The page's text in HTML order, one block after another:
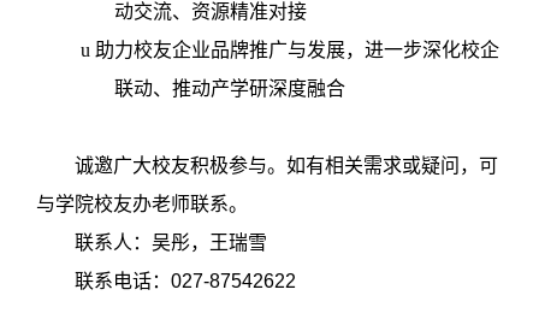
动交流、资源精准对接
u 助力校友企业品牌推广与发展，进一步深化校企
联动、推动产学研深度融合
诚邀广大校友积极参与。如有相关需求或疑问，可
与学院校友办老师联系。
联系人：吴彤，王瑞雪
联系电话： 027-87542622